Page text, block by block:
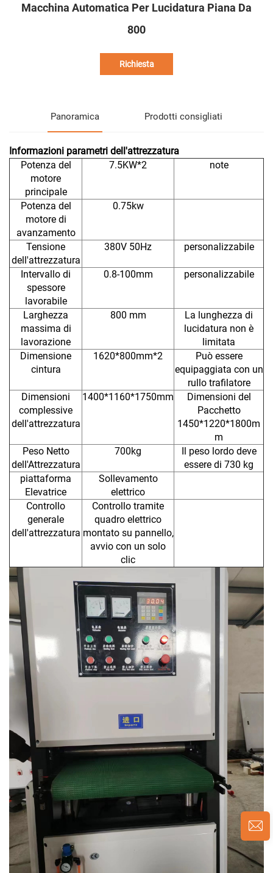
Macchina Automatica Per Lucidatura Piana Da
800
Richiesta
Panoramica Prodotti consigliati
Informazioni parametri dell'attrezzatura
Potenza del
motore
principale
7.5KW*2 note
Potenza del
motore di
avanzamento
0.75kw
Tensione
dell'attrezzatura
380V 50Hz personalizzabile
Intervallo di
spessore
lavorabile
0.8-100mm personalizzabile
Larghezza
massima di
lavorazione
800 mm
La lunghezza di
lucidatura non è
limitata
Dimensione
cintura
1620*800mm*2
Può essere
equipaggiata con un
rullo trafilatore
Dimensioni
complessive
dell'attrezzatura
1400*1160*1750mm
Dimensioni del
Pacchetto
1450*1220*1800m
m
Peso Netto
dell'Attrezzatura
700kg
Il peso lordo deve
essere di 730 kg
piattaforma
Elevatrice
Sollevamento
elettrico
Controllo
generale
dell'attrezzatura
Controllo tramite
quadro elettrico
montato su pannello,
avvio con un solo
clic